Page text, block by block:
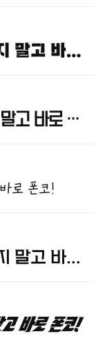
당신이 찾던 그 폰트, 헤매지 말고 바로 폰코!
당신이 찾던 그 폰트, 헤매지 말고 바로 폰코!
로 폰코!
당신이 찾던 그 폰트, 헤매지 말고 바로 폰코!
바로 폰코!